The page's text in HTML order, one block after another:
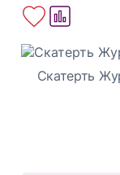
Скатерть